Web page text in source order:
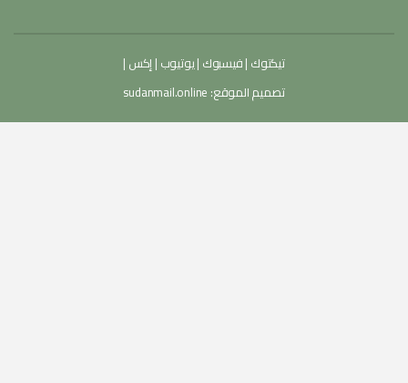
تيكتوك |فيسبوك |يوتيوب | إكس |
تصميم الموقع: sudanmail.online